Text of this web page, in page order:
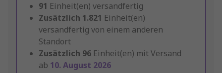
91 Einheit(en) versandfertig
Zusätzlich 1.821 Einheit(en)
versandfertig von einem anderen
Standort
Zusätzlich 96 Einheit(en) mit Versand
ab 10. August 2026